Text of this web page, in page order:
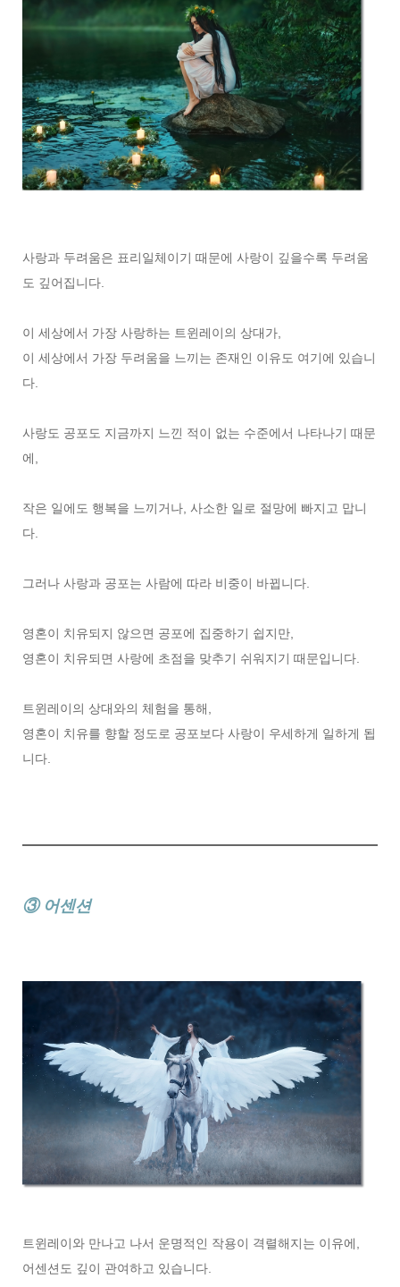
사랑과 두려움은 표리일체이기 때문에 사랑이 깊을수록 두려움
도 깊어집니다.
이 세상에서 가장 사랑하는 트윈레이의 상대가,
이 세상에서 가장 두려움을 느끼는 존재인 이유도 여기에 있습니
다.
사랑도 공포도 지금까지 느낀 적이 없는 수준에서 나타나기 때문
에,
작은 일에도 행복을 느끼거나, 사소한 일로 절망에 빠지고 맙니
다.
그러나 사랑과 공포는 사람에 따라 비중이 바뀝니다.
영혼이 치유되지 않으면 공포에 집중하기 쉽지만,
영혼이 치유되면 사랑에 초점을 맞추기 쉬워지기 때문입니다.
트윈레이의 상대와의 체험을 통해,
영혼이 치유를 향할 정도로 공포보다 사랑이 우세하게 일하게 됩
니다.
③ 어센션
트윈레이와 만나고 나서 운명적인 작용이 격렬해지는 이유에,
어센션도 깊이 관여하고 있습니다.